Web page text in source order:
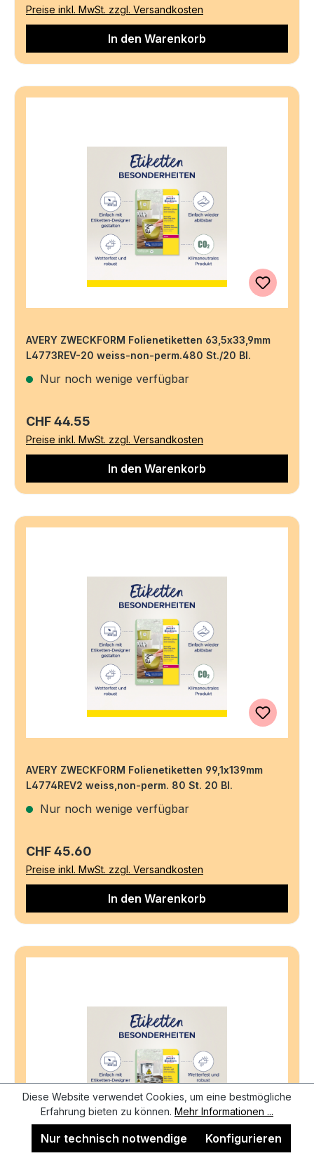
Preise inkl. MwSt. zzgl. Versandkosten
In den Warenkorb
AVERY ZWECKFORM Folienetiketten 63,5x33,9mm
L4773REV-20 weiss-non-perm.480 St./20 Bl.
Nur noch wenige verfügbar
Regulärer Preis:
CHF 44.55
Preise inkl. MwSt. zzgl. Versandkosten
In den Warenkorb
AVERY ZWECKFORM Folienetiketten 99,1x139mm
L4774REV2 weiss,non-perm. 80 St. 20 Bl.
Nur noch wenige verfügbar
Regulärer Preis:
CHF 45.60
Preise inkl. MwSt. zzgl. Versandkosten
In den Warenkorb
Diese Website verwendet Cookies, um eine bestmögliche
Erfahrung bieten zu können. Mehr Informationen ...
Nur technisch notwendige Konfigurieren